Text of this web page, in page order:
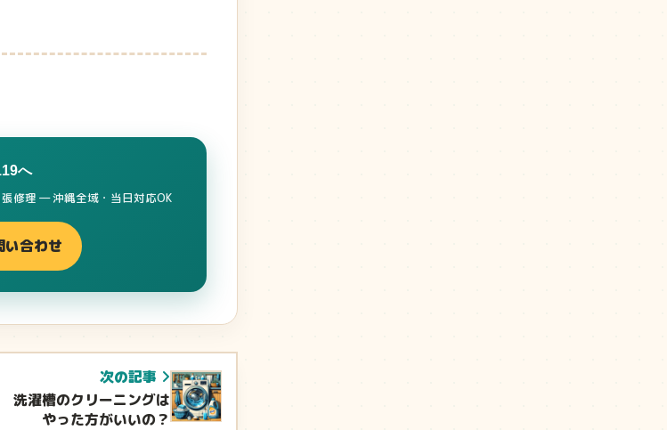
へ
修理 ― 沖縄全域・当日対応OK
い合わせ
次の記事
洗濯槽のクリーニングは
やった方がいいの？